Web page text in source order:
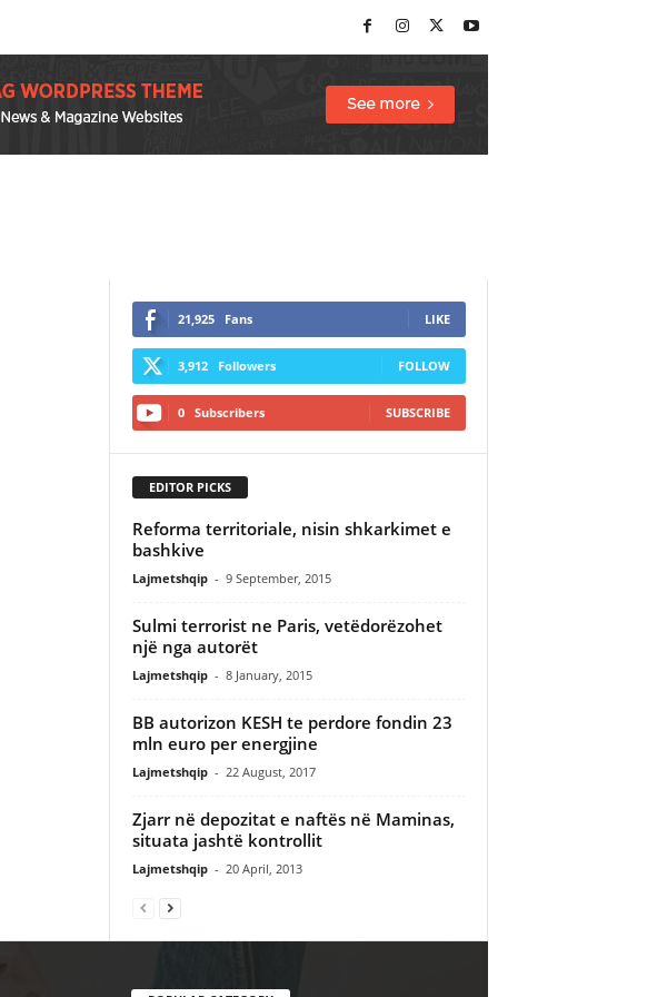
21,925 Fans LIKE
3,912 Followers FOLLOW
0 Subscribers SUBSCRIBE
EDITOR PICKS
Reforma territoriale, nisin shkarkimet e
bashkive
Lajmetshqip - 9 September, 2015
Sulmi terrorist ne Paris, vetëdorëzohet
një nga autorët
Lajmetshqip - 8 January, 2015
BB autorizon KESH te perdore fondin 23
mln euro per energjine
Lajmetshqip - 22 August, 2017
Zjarr në depozitat e naftës në Maminas,
situata jashtë kontrollit
Lajmetshqip - 20 April, 2013